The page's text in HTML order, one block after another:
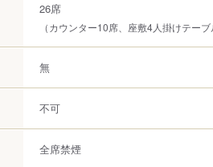
26席
（カウンター10席、座敷4人掛けテーブ
無
不可
全席禁煙